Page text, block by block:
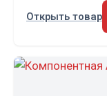
Открыть товар